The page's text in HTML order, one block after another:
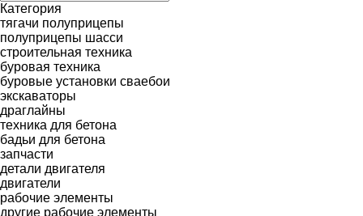
Категория
тягачи полуприцепы
полуприцепы шасси
строительная техника
буровая техника
буровые установки сваебои
экскаваторы
драглайны
техника для бетона
бадьи для бетона
запчасти
детали двигателя
двигатели
рабочие элементы
другие рабочие элементы